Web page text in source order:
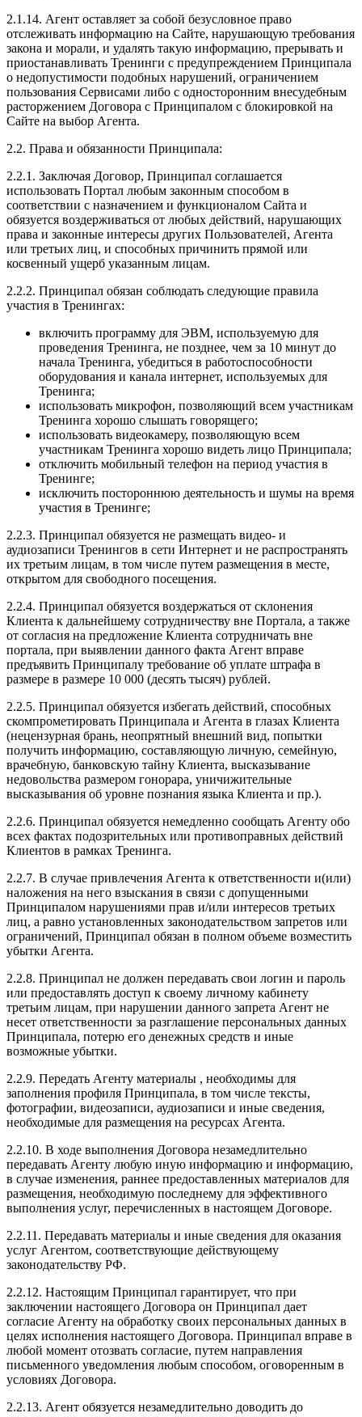
2.1.14. Агент оставляет за собой безусловное право
отслеживать информацию на Сайте, нарушающую требования
закона и морали, и удалять такую информацию, прерывать и
приостанавливать Тренинги с предупреждением Принципала
о недопустимости подобных нарушений, ограничением
пользования Сервисами либо с односторонним внесудебным
расторжением Договора с Принципалом с блокировкой на
Сайте на выбор Агента.
2.2. Права и обязанности Принципала:
2.2.1. Заключая Договор, Принципал соглашается
использовать Портал любым законным способом в
соответствии с назначением и функционалом Сайта и
обязуется воздерживаться от любых действий, нарушающих
права и законные интересы других Пользователей, Агента
или третьих лиц, и способных причинить прямой или
косвенный ущерб указанным лицам.
2.2.2. Принципал обязан соблюдать следующие правила
участия в Тренингах:
включить программу для ЭВМ, используемую для
проведения Тренинга, не позднее, чем за 10 минут до
начала Тренинга, убедиться в работоспособности
оборудования и канала интернет, используемых для
Тренинга;
использовать микрофон, позволяющий всем участникам
Тренинга хорошо слышать говорящего;
использовать видеокамеру, позволяющую всем
участникам Тренинга хорошо видеть лицо Принципала;
отключить мобильный телефон на период участия в
Тренинге;
исключить постороннюю деятельность и шумы на время
участия в Тренинге;
2.2.3. Принципал обязуется не размещать видео- и
аудиозаписи Тренингов в сети Интернет и не распространять
их третьим лицам, в том числе путем размещения в месте,
открытом для свободного посещения.
2.2.4. Принципал обязуется воздержаться от склонения
Клиента к дальнейшему сотрудничеству вне Портала, а также
от согласия на предложение Клиента сотрудничать вне
портала, при выявлении данного факта Агент вправе
предъявить Принципалу требование об уплате штрафа в
размере в размере 10 000 (десять тысяч) рублей.
2.2.5. Принципал обязуется избегать действий, способных
скомпрометировать Принципала и Агента в глазах Клиента
(нецензурная брань, неопрятный внешний вид, попытки
получить информацию, составляющую личную, семейную,
врачебную, банковскую тайну Клиента, высказывание
недовольства размером гонорара, уничижительные
высказывания об уровне познания языка Клиента и пр.).
2.2.6. Принципал обязуется немедленно сообщать Агенту обо
всех фактах подозрительных или противоправных действий
Клиентов в рамках Тренинга.
2.2.7. В случае привлечения Агента к ответственности и(или)
наложения на него взыскания в связи с допущенными
Принципалом нарушениями прав и/или интересов третьих
лиц, а равно установленных законодательством запретов или
ограничений, Принципал обязан в полном объеме возместить
убытки Агента.
2.2.8. Принципал не должен передавать свои логин и пароль
или предоставлять доступ к своему личному кабинету
третьим лицам, при нарушении данного запрета Агент не
несет ответственности за разглашение персональных данных
Принципала, потерю его денежных средств и иные
возможные убытки.
2.2.9. Передать Агенту материалы , необходимы для
заполнения профиля Принципала, в том числе тексты,
фотографии, видеозаписи, аудиозаписи и иные сведения,
необходимые для размещения на ресурсах Агента.
2.2.10. В ходе выполнения Договора незамедлительно
передавать Агенту любую иную информацию и информацию,
в случае изменения, раннее предоставленных материалов для
размещения, необходимую последнему для эффективного
выполнения услуг, перечисленных в настоящем Договоре.
2.2.11. Передавать материалы и иные сведения для оказания
услуг Агентом, соответствующие действующему
законодательству РФ.
2.2.12. Настоящим Принципал гарантирует, что при
заключении настоящего Договора он Принципал дает
согласие Агенту на обработку своих персональных данных в
целях исполнения настоящего Договора. Принципал вправе в
любой момент отозвать согласие, путем направления
письменного уведомления любым способом, оговоренным в
условиях Договора.
2.2.13. Агент обязуется незамедлительно доводить до